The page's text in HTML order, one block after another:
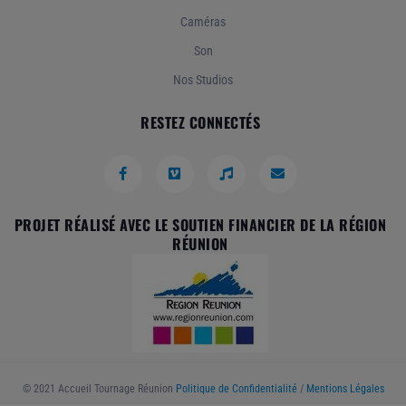
Caméras
Son
Nos Studios
RESTEZ CONNECTÉS
PROJET RÉALISÉ AVEC LE SOUTIEN FINANCIER DE LA RÉGION
RÉUNION
© 2021 Accueil Tournage Réunion Politique de Confidentialité / Mentions Légales